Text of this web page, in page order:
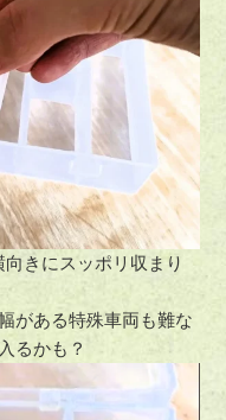
きにスッポリ収まり
がある特殊車両も難な
るかも？